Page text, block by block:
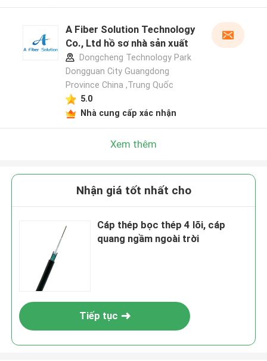
A Fiber Solution Technology
Co., Ltd hồ sơ nhà sản xuất
Dongcheng Technology Park
Dongguan City Guangdong
Province China ,Trung Quốc
5.0
Nhà cung cấp xác nhận
Xem thêm
Nhận giá tốt nhất cho
Cáp thép bọc thép 4 lõi, cáp
quang ngầm ngoài trời
Tiếp tục